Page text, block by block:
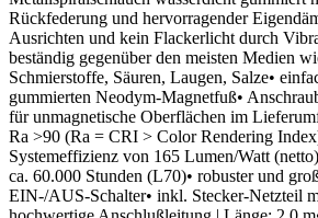
Rückfederung und hervorragender
Ausrichten und kein Flackerlicht durch
beständig gegenüber den meisten Medien
Schmierstoffe, Säuren, Laugen, Salze•
gummierten Neodym-Magnetfuß•
für unmagnetische Oberflächen im
Ra >90 (Ra = CRI > Color Rendering
Systemeffizienz von 165 Lumen/Watt
ca. 60.000 Stunden (L70)• robuster und
EIN-/AUS-Schalter• inkl. Stecker-Netzteil